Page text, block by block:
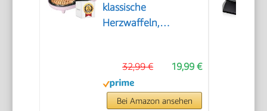
klassische
Herzwaffeln,
Antihaftbeschichtung,
ideal für
Kindergeburtstage,
19,99 €
32,99 €
Bei Amazon ansehen